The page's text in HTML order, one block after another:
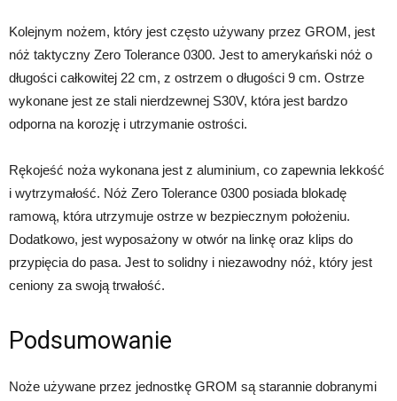
Kolejnym nożem, który jest często używany przez GROM, jest
nóż taktyczny Zero Tolerance 0300. Jest to amerykański nóż o
długości całkowitej 22 cm, z ostrzem o długości 9 cm. Ostrze
wykonane jest ze stali nierdzewnej S30V, która jest bardzo
odporna na korozję i utrzymanie ostrości.
Rękojeść noża wykonana jest z aluminium, co zapewnia lekkość
i wytrzymałość. Nóż Zero Tolerance 0300 posiada blokadę
ramową, która utrzymuje ostrze w bezpiecznym położeniu.
Dodatkowo, jest wyposażony w otwór na linkę oraz klips do
przypięcia do pasa. Jest to solidny i niezawodny nóż, który jest
ceniony za swoją trwałość.
Podsumowanie
Noże używane przez jednostkę GROM są starannie dobranymi